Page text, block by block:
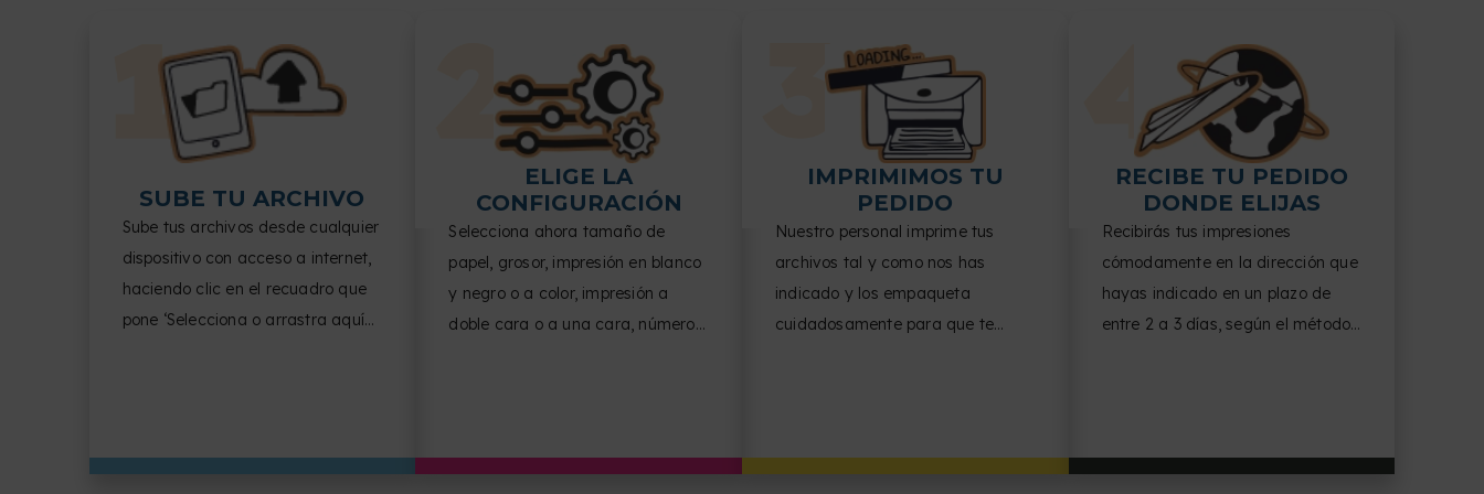
SUBE TU ARCHIVO
Sube tus archivos desde cualquier
dispositivo con acceso a internet,
haciendo clic en el recuadro que
pone ‘Selecciona o arrastra aquí
ELIGE LA
CONFIGURACIÓN
Selecciona ahora tamaño de
papel, grosor, impresión en blanco
y negro o a color, impresión a
doble cara o a una cara, número
IMPRIMIMOS TU
PEDIDO
Nuestro personal imprime tus
archivos tal y como nos has
indicado y los empaqueta
cuidadosamente para que te
RECIBE TU PEDIDO
DONDE ELIJAS
Recibirás tus impresiones
cómodamente en la dirección que
hayas indicado en un plazo de
entre 2 a 3 días, según el método